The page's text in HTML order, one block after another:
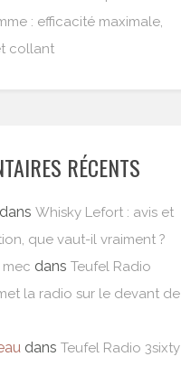
: efficacité maximale,
collant
RÉCENTS
dans Whisky Lefort : avis et
que vaut-il vraiment ?
mec dans Teufel Radio
la radio sur le devant de
dans Teufel Radio 3sixty